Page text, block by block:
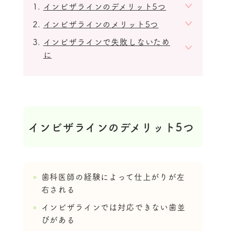
インビザラインのデメリット5つ
インビザラインのメリット5つ
インビザラインで失敗しないため
に
インビザラインのデメリット5つ
歯科医師の経験によって仕上がりが左
右される
インビザラインでは対応できない歯並
びがある